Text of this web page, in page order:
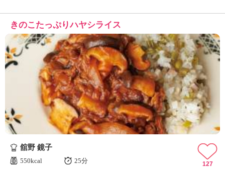
きのこたっぷりハヤシライス
舘野 鏡子
550kcal
25分
127